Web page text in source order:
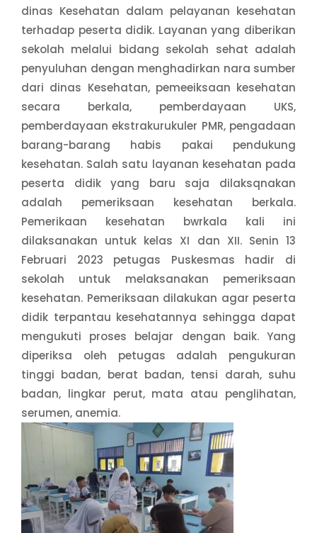
dinas Kesehatan dalam pelayanan kesehatan
terhadap peserta didik. Layanan yang diberikan
sekolah melalui bidang sekolah sehat adalah
penyuluhan dengan menghadirkan nara sumber
dari dinas Kesehatan, pemeeiksaan kesehatan
secara berkala, pemberdayaan UKS,
pemberdayaan ekstrakurukuler PMR, pengadaan
barang-barang habis pakai pendukung
kesehatan. Salah satu layanan kesehatan pada
peserta didik yang baru saja dilaksqnakan
adalah pemeriksaan kesehatan berkala.
Pemerikaan kesehatan bwrkala kali ini
dilaksanakan untuk kelas XI dan XII. Senin 13
Februari 2023 petugas Puskesmas hadir di
sekolah untuk melaksanakan pemeriksaan
kesehatan. Pemeriksaan dilakukan agar peserta
didik terpantau kesehatannya sehingga dapat
mengukuti proses belajar dengan baik. Yang
diperiksa oleh petugas adalah pengukuran
tinggi badan, berat badan, tensi darah, suhu
badan, lingkar perut, mata atau penglihatan,
serumen, anemia.